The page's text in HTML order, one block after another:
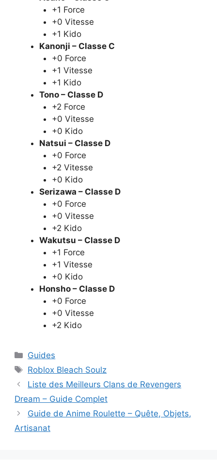
+1 Force
+0 Vitesse
+1 Kido
Kanonji – Classe C
+0 Force
+1 Vitesse
+1 Kido
Tono – Classe D
+2 Force
+0 Vitesse
+0 Kido
Natsui – Classe D
+0 Force
+2 Vitesse
+0 Kido
Serizawa – Classe D
+0 Force
+0 Vitesse
+2 Kido
Wakutsu – Classe D
+1 Force
+1 Vitesse
+0 Kido
Honsho – Classe D
+0 Force
+0 Vitesse
+2 Kido
Catégories
Guides
Étiquettes
Roblox Bleach Soulz
Liste des Meilleurs Clans de Revengers
Dream – Guide Complet
Guide de Anime Roulette – Quête, Objets,
Artisanat